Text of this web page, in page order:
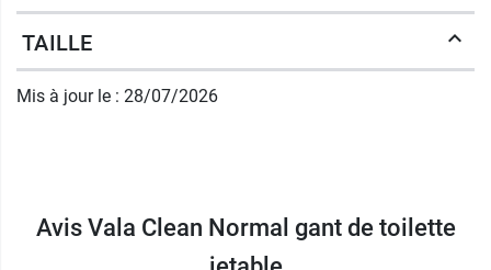
Le gant de toilette jetable Vala Clean Normal
usage unique. Il soulage le soignant des
Gant de toilette jetable Vala Clean
Normal : Hygiène et sérénité
TAILLE
Mis à jour le : 28/07/2026
Avis Vala Clean Normal gant de toilette